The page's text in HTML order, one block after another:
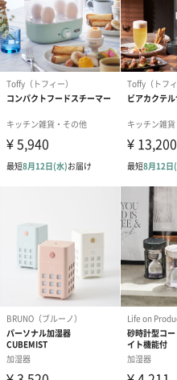
2.ライトを点け
さい。動作ボタ
ON/OFFします。
※色の固定はで
3.タイマーをセッ
てください。
タイマーボタン
6時間→タイマー
マーランプが点
ふわふわリング
モードの場合は
ご使用上／安
全上の注意
・水が周囲にこ
は本製品を固く
ださい。
・ミスト使用中
移動する場合は
てから行ってく
・水タンクに水
を入れないでく
・部屋の湿度が
ストが下降して
あります。